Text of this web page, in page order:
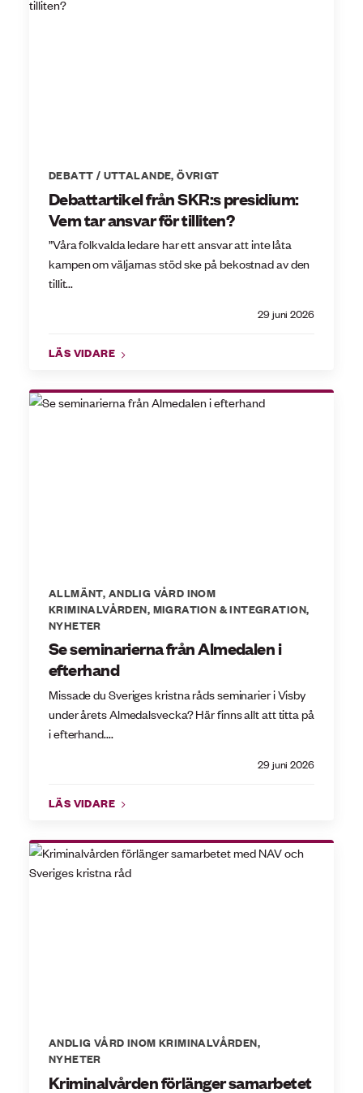
DEBATT / UTTALANDE,ÖVRIGT
Debattartikel från SKR:s presidium:
Vem tar ansvar för tilliten?
29 juni 2026
”Våra folkvalda ledare har ett ansvar att inte låta
kampen om väljarnas stöd ske på bekostnad av den
tillit...
LÄS VIDARE
ALLMÄNT, ANDLIG VÅRD INOM
KRIMINALVÅRDEN, MIGRATION & INTEGRATION,
NYHETER
Se seminarierna från Almedalen i
efterhand
29 juni 2026
Missade du Sveriges kristna råds seminarier i Visby
under årets Almedalsvecka? Här finns allt att titta på
i efterhand....
LÄS VIDARE
ANDLIG VÅRD INOM KRIMINALVÅRDEN,
NYHETER
Kriminalvården förlänger samarbetet